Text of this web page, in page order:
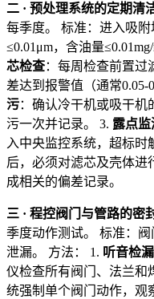
二 · 预处理系统的定期清
每季度。 标准：进入吸
≤0.01μm，含油量
芯检查：每周检查前置过
差达到报警值（通常0.05-
污：确认冷干机或吸干
污一次并记录。 3. 露点监
入中央监控系统，超标时
后，必须对滤芯及壳体进
成相关的偏差记录。
三 · 程控阀门与管路的密
季度动作测试。 标准：
泄漏。 方法： 1. 听音检漏
仪检查所有阀门、法兰和
统强制单个阀门动作，观